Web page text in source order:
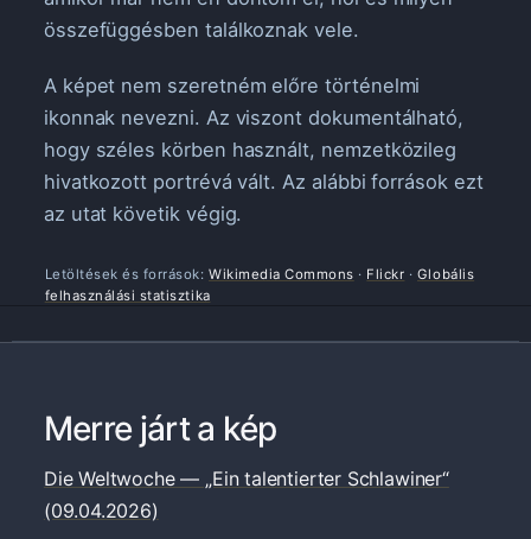
összefüggésben találkoznak vele.
A képet nem szeretném előre történelmi
ikonnak nevezni. Az viszont dokumentálható,
hogy széles körben használt, nemzetközileg
hivatkozott portrévá vált. Az alábbi források ezt
az utat követik végig.
Letöltések és források:Wikimedia Commons · Flickr · Globális
felhasználási statisztika
Merre járt a kép
Die Weltwoche — „Ein talentierter Schlawiner“
(09.04.2026)